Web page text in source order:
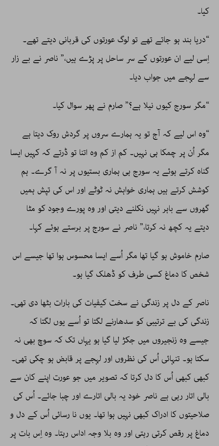
کیا۔
“دریا بند ہو جاتے تھے تو لوگ عورتوں کی قربانی دیتے تھے۔
اِسی لیے ان عورتوں کے سر ساحل پر پڑے ہیں،” ناصر نے بے زار
سے لہجے میں جواب دیا۔
“مگر سورج کیوں نیلا ہے؟” صارم نے پھر سوال کیا۔
“وہ اس لیے کہ آج تو یہ ہمارے سروں پر گردش روک دیتا ہے
مگر اُن پر چمکا ہی نہیں۔ کم از کم وہ اتنا تو ڈرتے کہ کہیں ایسا
گناہ کرتے ہوئے یہ سورج ہی ہماری بستیوں پر نہ آ گرے۔ ہم
کوشش کرتے ہیں ہماری خواہش نہ ٹوٹے اور اس کی تپش ہمیں
گھروں سے باہر نہیں نکلنے دیتی اور وہ پورے وجود کو مٹا
دیتے یہ کچھ نہ کرتا،” ناصر نے سورج پر برستے ہوئے کہا۔
صارم خاموش ہو گیا تھا مگر اُسے ایسا محسوس ہوا تھا جیسے اس
شخص کا دماغ کسی طرف کو ڈھلک گیا ہو۔
ناصر کے دل پر زندگی نے سخت کیفیات کی بارات بٹھا دی تھی۔
زندگی کی بے ترتیبی کو سدھارنے لگتا تو اُسے یوں لگتا کہ
جیسے وہ زنجیروں میں جکڑ لیا گیا ہو یہاں تک کہ سوچ بھی نہ
سکتا ہو۔ تنہائی اُس کی نظروں اور لہجے پر قابض ہو چکی تھی۔
کبھی کبھی اُس کا دل کرتا کہ تصویر میں جو عورت اپنے کان سے
بالی اتار رہی ہے ناصر خود یہ بالی اتارے اور چبا جائے۔ اُس کی
صلاحیتوں کا ادراک کبھی نہیں ہوا تھا۔ یوں نا رسائی اُس کے دل و
دماغ پر رقص کرتی رہتی اور وہ بلا وجہ اداس رہتا۔ وہ اِس بات پر